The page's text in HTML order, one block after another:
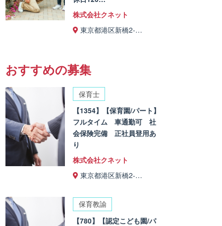
株式会社クネット
東京都港区新橋2-…
おすすめの募集
保育士
【1354】【保育園/パート】
フルタイム 車通勤可 社
会保険完備 正社員登用あ
り
株式会社クネット
東京都港区新橋2-…
保育教諭
【780】【認定こども園/パ